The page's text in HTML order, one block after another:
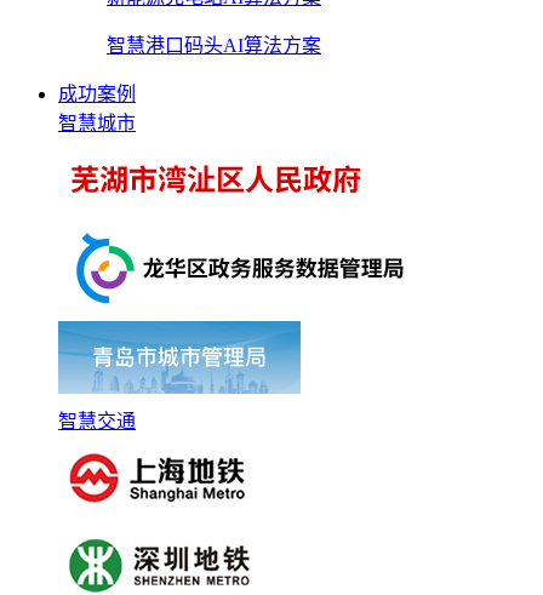
智慧港口码头AI算法方案
成功案例
智慧城市
智慧交通